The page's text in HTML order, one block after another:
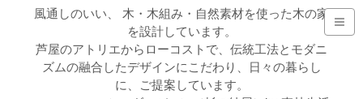
風通しのいい、 木・木組み・自然素材を使った木の家
を設計しています。
芦屋のアトリエからローコストで、伝統工法とモダニ
ズムの融合したデザインにこだわり、日々の暮らし
に、ご提案しています。